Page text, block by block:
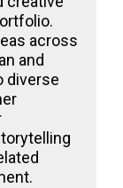
across
and
diverse